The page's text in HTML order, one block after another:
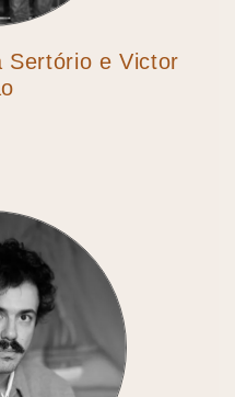
Sertório e Victor